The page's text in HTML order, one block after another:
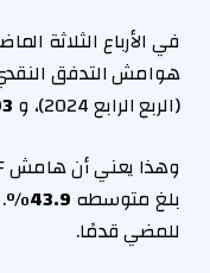
في الأرباع الثلاثة
هوامش التدفق
(الربع الرابع 2024)، و
بلغ متوسطه 43.9%
للمضي قدمًا.